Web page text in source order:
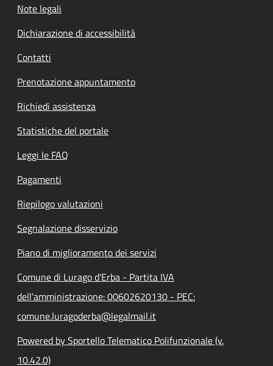
Note legali
Dichiarazione di accessibilità
Contatti
Prenotazione appuntamento
Richiedi assistenza
Statistiche del portale
Leggi le FAQ
Pagamenti
Riepilogo valutazioni
Segnalazione disservizio
Piano di miglioramento dei servizi
Comune di Lurago d'Erba - Partita IVA
dell'amministrazione: 00602620130 - PEC:
comune.luragoderba@legalmail.it
Powered by Sportello Telematico Polifunzionale (v.
10.42.0)